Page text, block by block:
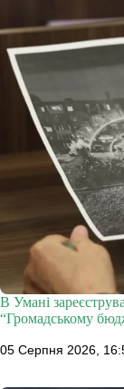
В Умані
“Громадському
05 Серпня 2026,